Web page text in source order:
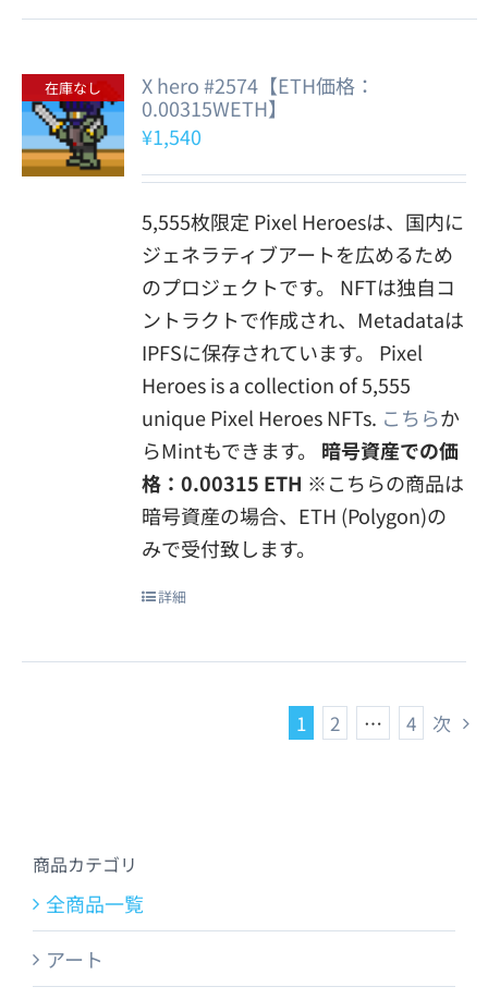
在庫なし
X hero #2574【ETH価格：
0.00315WETH】
¥1,540
5,555枚限定 Pixel Heroesは、国内に
ジェネラティブアートを広めるため
のプロジェクトです。 NFTは独自コ
ントラクトで作成され、Metadataは
IPFSに保存されています。 Pixel
Heroes is a collection of 5,555
unique Pixel Heroes NFTs. こちらか
らMintもできます。 暗号資産での価
格：0.00315 ETH ※こちらの商品は
暗号資産の場合、ETH (Polygon)の
みで受付致します。
詳細
1 2 … 4 次
商品カテゴリ
全商品一覧
アート